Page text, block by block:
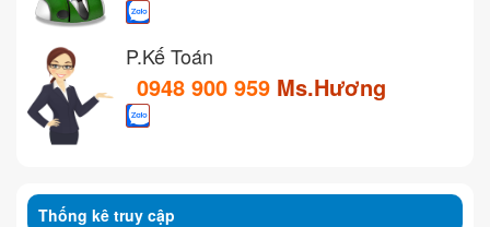
P.Kế Toán
0948 900 959 Ms.Hương
Thống kê truy cập